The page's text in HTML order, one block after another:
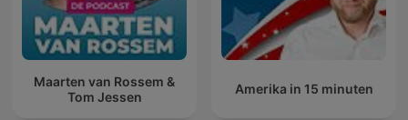
Maarten van Rossem &
Tom Jessen
Amerika in 15 minuten